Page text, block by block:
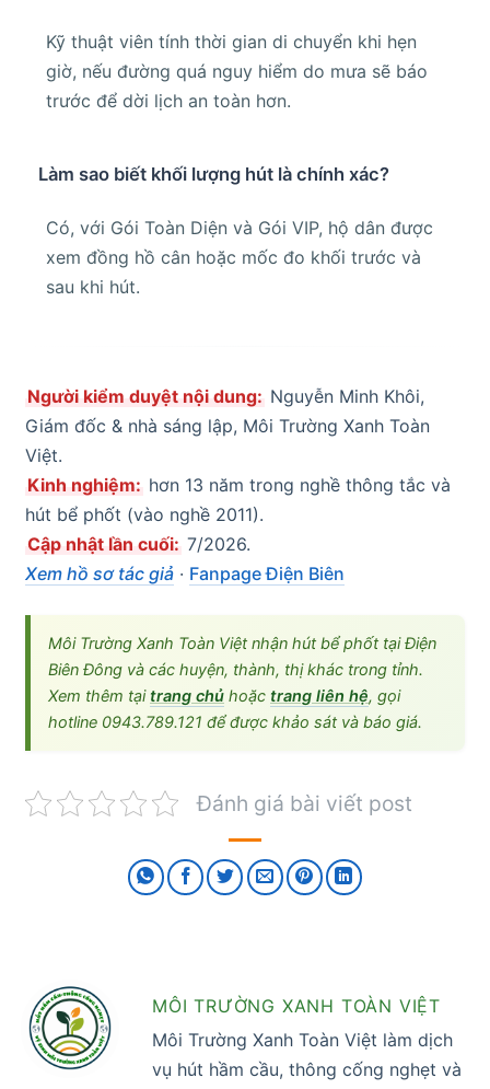
Kỹ thuật viên tính thời gian di chuyển khi hẹn
giờ, nếu đường quá nguy hiểm do mưa sẽ báo
trước để dời lịch an toàn hơn.
Làm sao biết khối lượng hút là chính xác?
Có, với Gói Toàn Diện và Gói VIP, hộ dân được
xem đồng hồ cân hoặc mốc đo khối trước và
sau khi hút.
Người kiểm duyệt nội dung: Nguyễn Minh Khôi,
Giám đốc & nhà sáng lập, Môi Trường Xanh Toàn
Việt.
Kinh nghiệm: hơn 13 năm trong nghề thông tắc và
hút bể phốt (vào nghề 2011).
Cập nhật lần cuối: 7/2026.
Xem hồ sơ tác giả · Fanpage Điện Biên
Môi Trường Xanh Toàn Việt nhận hút bể phốt tại Điện
Biên Đông và các huyện, thành, thị khác trong tỉnh.
Xem thêm tại trang chủ hoặc trang liên hệ, gọi
hotline 0943.789.121 để được khảo sát và báo giá.
Đánh giá bài viết post
MÔI TRƯỜNG XANH TOÀN VIỆT
Môi Trường Xanh Toàn Việt làm dịch
vụ hút hầm cầu, thông cống nghẹt và